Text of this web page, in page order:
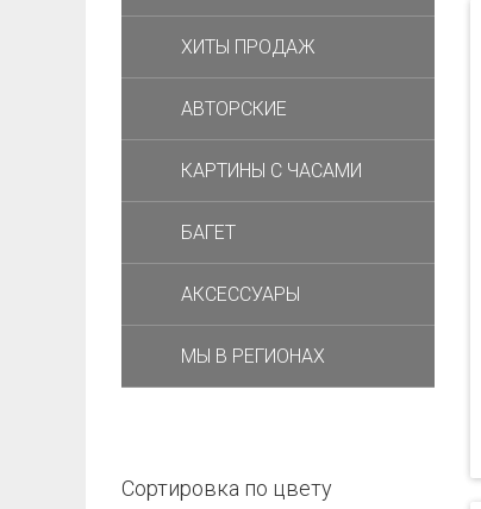
ХИТЫ ПРОДАЖ
АВТОРСКИЕ
КАРТИНЫ С ЧАСАМИ
БАГЕТ
АКСЕССУАРЫ
МЫ В РЕГИОНАХ
Сортировка по цвету